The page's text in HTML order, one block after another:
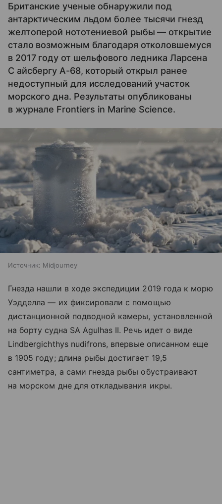
Британские ученые обнаружили под
антарктическим льдом более тысячи гнезд
желтоперой нототениевой рыбы — открытие
стало возможным благодаря отколовшемуся
в 2017 году от шельфового ледника Ларсена
C айсбергу А-68, который открыл ранее
недоступный для исследований участок
морского дна. Результаты опубликованы
в журнале Frontiers in Marine Science.
Источник: Midjourney
Гнезда нашли в ходе экспедиции 2019 года к морю
Уэдделла — их фиксировали с помощью
дистанционной подводной камеры, установленной
на борту судна SA Agulhas II. Речь идет о виде
Lindbergichthys nudifrons, впервые описанном еще
в 1905 году; длина рыбы достигает 19,5
сантиметра, а сами гнезда рыбы обустраивают
на морском дне для откладывания икры.